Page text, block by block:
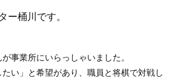
ー桶川です。
事業所にいらっしゃいました。
い」と希望があり、職員と将棋で対戦し